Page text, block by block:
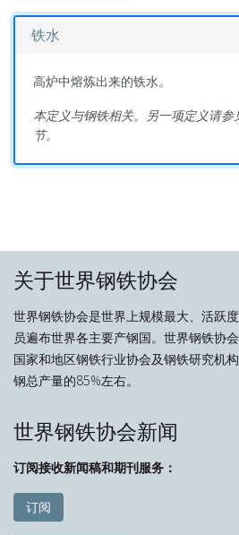
铁水
高炉中熔炼出来的铁水。
本定义与钢铁相关。另一项定义请参
节。
关于世界钢铁协会
世界钢铁协会是世界上规模最大、活跃
员遍布世界各主要产钢国。世界钢铁协
国家和地区钢铁行业协会及钢铁研究机
钢总产量的85%左右。
世界钢铁协会新闻
订阅接收新闻稿和期刊服务：
订阅